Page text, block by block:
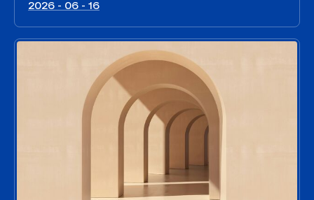
2026 - 06 - 16